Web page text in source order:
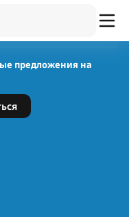
предложения на